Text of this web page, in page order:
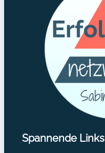
Spannende Links